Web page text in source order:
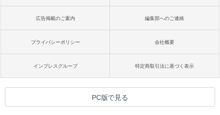
広告掲載のご案内 編集部へのご連絡
プライバシーポリシー 会社概要
インプレスグループ 特定商取引法に基づく表示
PC版で見る